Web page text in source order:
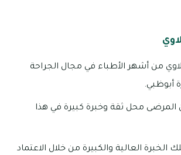
من أشهر الأطباء في مجال الجراحة
أبوظبي.
المرضى محل ثقة وخبرة كبيرة في هذا
العالية والكبيرة من خلال الاعتماد